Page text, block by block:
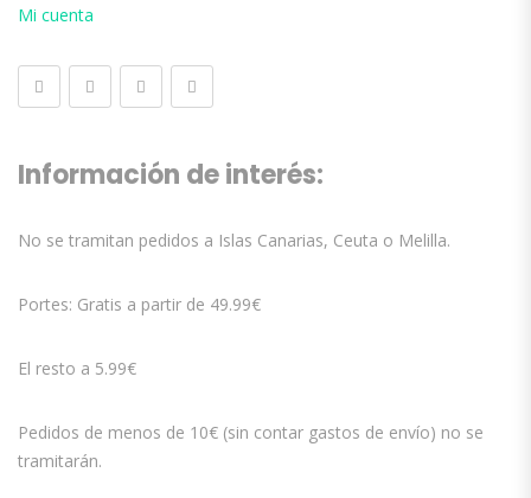
Mi cuenta
Información de interés:
No se tramitan pedidos a Islas Canarias, Ceuta o Melilla.
Portes: Gratis a partir de 49.99€
El resto a 5.99€
Pedidos de menos de 10€ (sin contar gastos de envío) no se
tramitarán.